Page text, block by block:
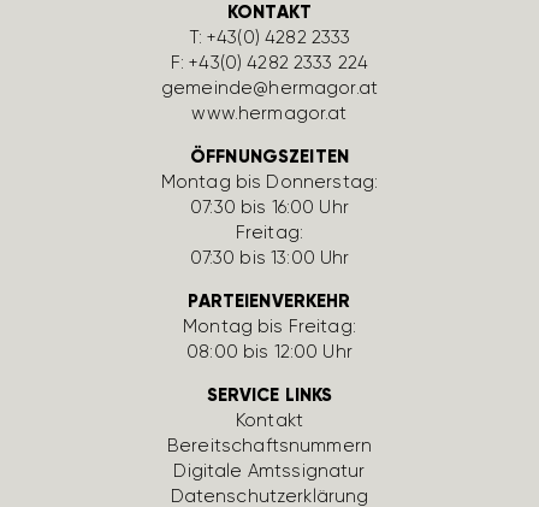
KONTAKT
T:+43(0) 4282 2333
F: +43(0) 4282 2333 224
gemeinde@hermagor.at
www.hermagor.at
ÖFFNUNGSZEITEN
Montag bis Donnerstag:
07:30 bis 16:00 Uhr
Freitag:
07:30 bis 13:00 Uhr
PARTEIENVERKEHR
Montag bis Freitag:
08:00 bis 12:00 Uhr
SERVICE LINKS
Kontakt
Bereit­schafts­num­mern
Digi­tale Amts­si­gnatur
Daten­schutz­er­klä­rung